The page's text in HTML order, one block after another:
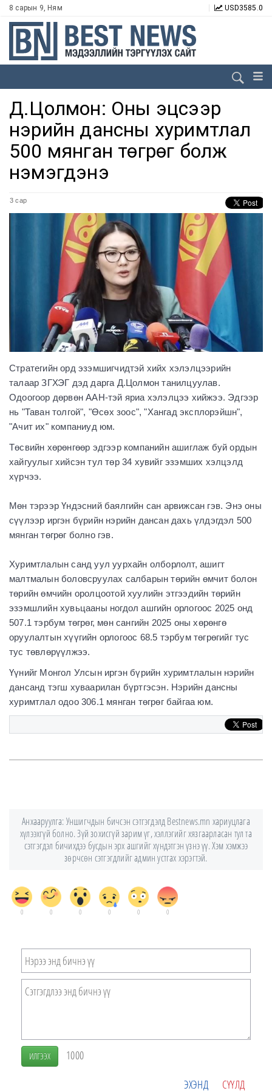
8 сарын 9, Ням USD3585.0
Д.Цолмон: Оны эцсээр
нэрийн дансны хуримтлал
500 мянган төгрөг болж
нэмэгдэнэ
3 сар
Стратегийн орд эзэмшигчидтэй хийх хэлэлцээрийн
талаар ЗГХЭГ дэд дарга Д.Цолмон танилцуулав.
Одоогоор дөрвөн ААН-тэй яриа хэлэлцээ хийжээ. Эдгээр
нь "Таван толгой", "Өсөх зоос", "Хангад эксплорэйшн",
"Ачит их" компаниуд юм.
Төсвийн хөрөнгөөр эдгээр компанийн ашиглаж буй ордын
хайгуулыг хийсэн тул төр 34 хувийг эзэмших хэлцэлд
хүрчээ.
Мөн тэрээр Үндэсний баялгийн сан арвижсан гэв. Энэ оны
сүүлээр иргэн бүрийн нэрийн дансан дахь үлдэгдэл 500
мянган төгрөг болно гэв.
Хуримтлалын санд уул уурхайн олборлолт, ашигт
малтмалын боловсруулах салбарын төрийн өмчит болон
төрийн өмчийн оролцоотой хуулийн этгээдийн төрийн
эзэмшлийн хувьцааны ногдол ашгийн орлогоос 2025 онд
507.1 тэрбум төгрөг, мөн сангийн 2025 оны хөрөнгө
оруулалтын хүүгийн орлогоос 68.5 тэрбум төгрөгийг тус
тус төвлөрүүлжээ.
Үүнийг Монгол Улсын иргэн бүрийн хуримтлалын нэрийн
дансанд тэгш хуваарилан бүртгэсэн. Нэрийн дансны
хуримтлал одоо 306.1 мянган төгрөг байгаа юм.
Анхааруулга: Уншигчдын бичсэн сэтгэгдэлд Bestnews.mn хариуцлага
хүлээхгүй болно. Зүй зохисгүй зарим үг, хэллэгийг хязгаарласан тул та
сэтгэгдэл бичихдээ бусдын эрх ашгийг хүндэтгэн үзнэ үү. Хэм хэмжээ
зөрчсөн сэтгэгдлийг админ устгах хэрэгтэй.
0 0 0 0 0 0
ИЛГЭЭХ 1000
ЭХЭНД СҮҮЛД